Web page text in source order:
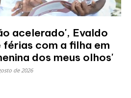
acelerado', Evaldo
com a filha em
dos meus olhos'
de 2026